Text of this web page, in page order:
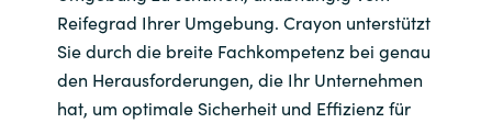
Reifegrad Ihrer Umgebung. Crayon unterstützt
Sie durch die breite Fachkompetenz bei genau
den Herausforderungen, die Ihr Unternehmen
hat, um optimale Sicherheit und Effizienz für